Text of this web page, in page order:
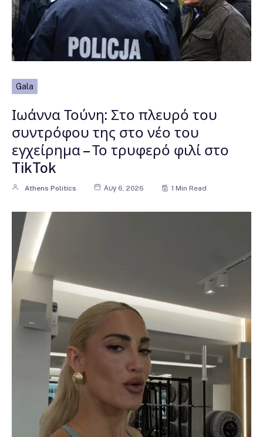
Gala
Ιωάννα Τούνη: Στο πλευρό του
συντρόφου της στο νέο του
εγχείρημα – Το τρυφερό φιλί στο
TikTok
Athens Politics Αυγ 6, 2026 1 Min Read